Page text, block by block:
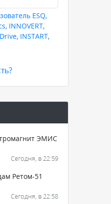
ESQ,
INNOVERT,
INSTART,
ЭМИС
Сегодня, в 22:59
Ретом-51
Сегодня, в 22:58